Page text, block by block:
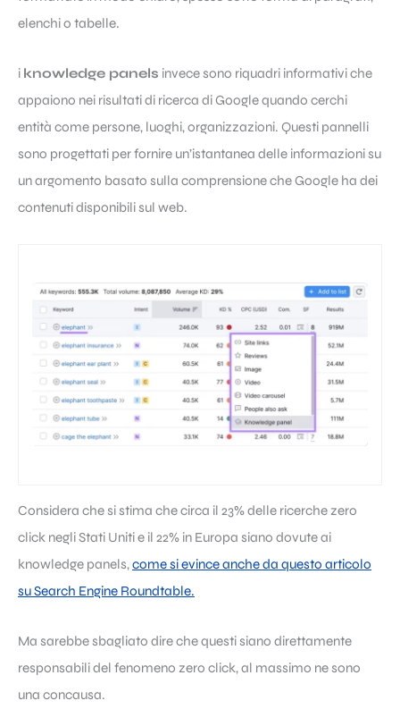
elenchi o tabelle.
i knowledge panels invece sono riquadri informativi che
appaiono nei risultati di ricerca di Google quando cerchi
entità come persone, luoghi, organizzazioni. Questi pannelli
sono progettati per fornire un’istantanea delle informazioni su
un argomento basato sulla comprensione che Google ha dei
contenuti disponibili sul web.
Considera che si stima che circa il 23% delle ricerche zero
click negli Stati Uniti e il 22% in Europa siano dovute ai
knowledge panels,come si evince anche da questo articolo
su Search Engine Roundtable.
Ma sarebbe sbagliato dire che questi siano direttamente
responsabili del fenomeno zero click, al massimo ne sono
una concausa.